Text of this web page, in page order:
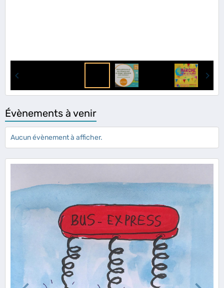
Évènements à venir
Aucun évènement à afficher.